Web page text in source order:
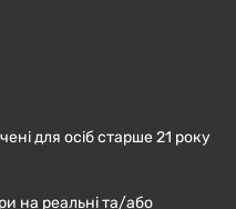
для осіб старше 21 року
на реальні та/або